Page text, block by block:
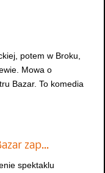
potem w Broku,
Mowa o
Bazar. To komedia
zap…
spektaklu